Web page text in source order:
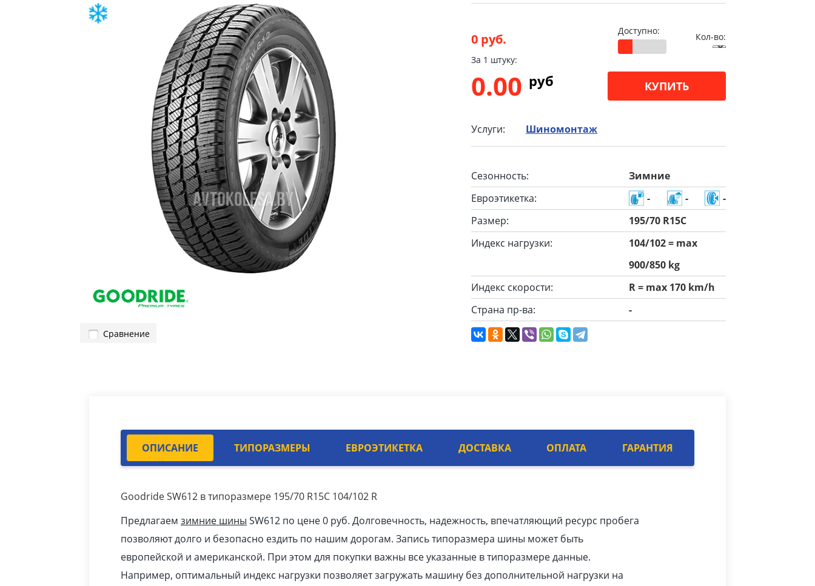
Сравнение
0 руб.
Доступно:
Кол-во:
За 1 штуку:
0.00 pуб КУПИТЬ
Услуги: Шиномонтаж
Сезонность:
Зимние
Евроэтикетка:
- -
-
Размер:
195/70 R15C
Индекс нагрузки:
104/102 = max
900/850 kg
Индекс скорости:
R = max 170 km/h
Страна пр-ва:
-
ОПИСАНИЕ ТИПОРАЗМЕРЫ ЕВРОЭТИКЕТКА ДОСТАВКА ОПЛАТА ГАРАНТИЯ
Goodride SW612 в типоразмере 195/70 R15C 104/102 R
Предлагаем зимние шины SW612 по цене 0 руб. Долговечность, надежность, впечатляющий ресурс пробега
позволяют долго и безопасно ездить по нашим дорогам. Запись типоразмера шины может быть
европейской и американской. При этом для покупки важны все указанные в типоразмере данные.
Например, оптимальный индекс нагрузки позволяет загружать машину без дополнительной нагрузки на